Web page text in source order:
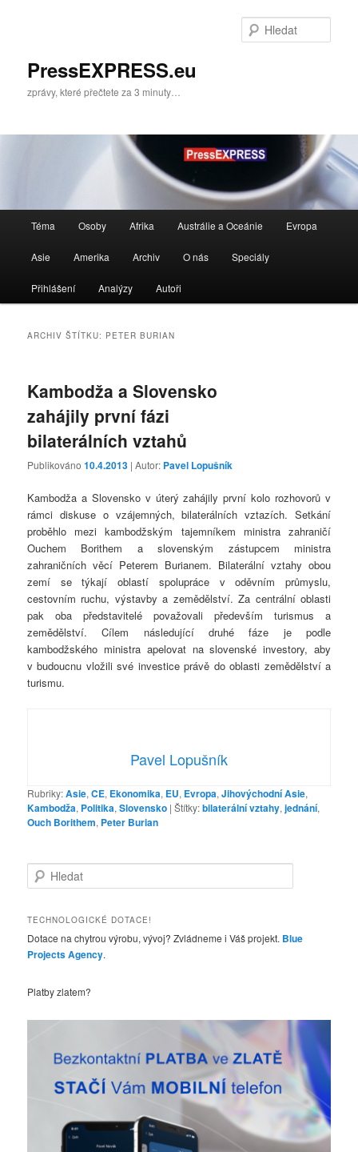
paneluPressEXPRESS.eu
zprávy, které přečtete za 3 minuty…
navigační
Téma Osoby Afrika Austrálie a Oceánie Evropa
Asie Amerika Archiv O nás Speciály
Přihlášení Analýzy Autoři
ARCHIV ŠTÍTKU: PETER BURIAN
Kambodža a Slovensko
zahájily první fázi
bilaterálních vztahů
Publikováno10.4.2013 | Autor: Pavel Lopušník
Kambodža a Slovensko v úterý zahájily první kolo rozhovorů v
rámci diskuse o vzájemných, bilaterálních vztazích. Setkání
proběhlo mezi kambodžským tajemníkem ministra zahraničí
Ouchem Borithem a slovenským zástupcem ministra
zahraničních věcí Peterem Burianem. Bilaterální vztahy obou
zemí se týkají oblastí spolupráce v oděvním průmyslu,
cestovním ruchu, výstavby a zemědělství. Za centrální oblasti
pak oba představitelé považovali především turismus a
zemědělství. Cílem následující druhé fáze je podle
kambodžského ministra apelovat na slovenské investory, aby
v budoucnu vložili své investice právě do oblasti zemědělství a
turismu.
Pavel Lopušník
Rubriky:Asie,CE, Ekonomika, EU, Evropa,Jihovýchodní Asie,
Kambodža, Politika,Slovensko |Štítky:bilaterální vztahy,jednání,
Ouch Borithem, Peter Burian
l
d
t
TECHNOLOGICKÉ DOTACE!
Dotace na chytrou výrobu, vývoj? Zvládneme i Váš projekt. Blue
Projects Agency.
Platby zlatem?